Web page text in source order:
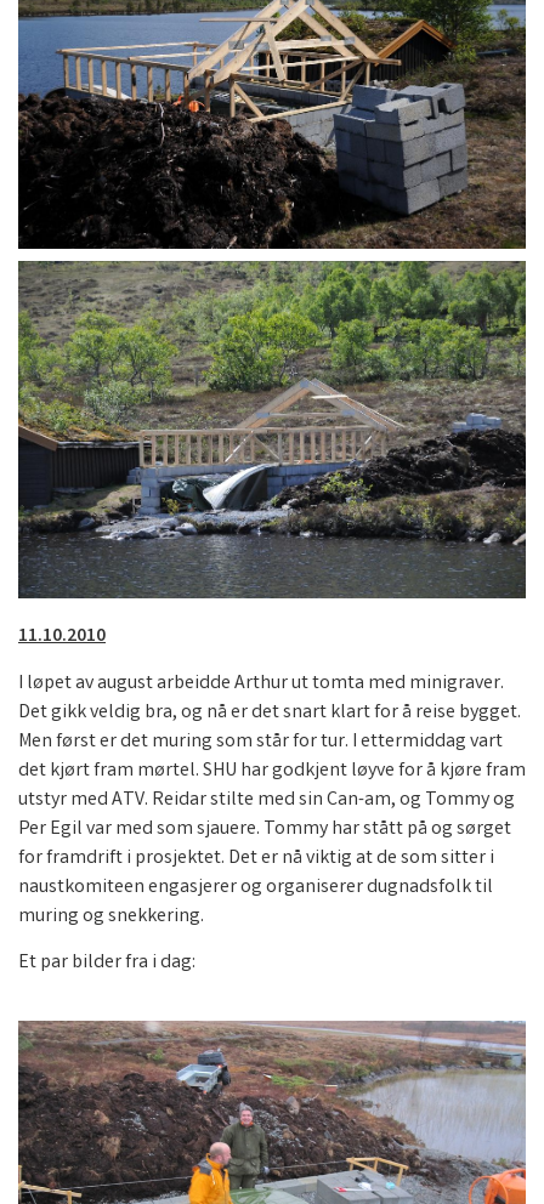
11.10.2010
I løpet av august arbeidde Arthur ut tomta med minigraver.
Det gikk veldig bra, og nå er det snart klart for å reise bygget.
Men først er det muring som står for tur. I ettermiddag vart
det kjørt fram mørtel. SHU har godkjent løyve for å kjøre fram
utstyr med ATV. Reidar stilte med sin Can-am, og Tommy og
Per Egil var med som sjauere. Tommy har stått på og sørget
for framdrift i prosjektet. Det er nå viktig at de som sitter i
naustkomiteen engasjerer og organiserer dugnadsfolk til
muring og snekkering.
Et par bilder fra i dag: